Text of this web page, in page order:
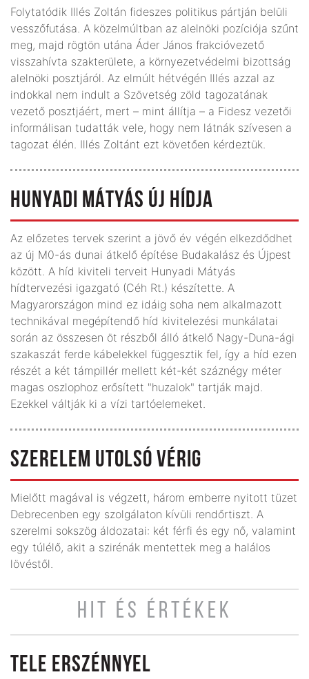
Folytatódik Illés Zoltán fideszes politikus pártján belüli
vesszőfutása. A közelmúltban az alelnöki pozíciója szűnt
meg, majd rögtön utána Áder János frakcióvezető
visszahívta szakterülete, a környezetvédelmi bizottság
alelnöki posztjáról. Az elmúlt hétvégén Illés azzal az
indokkal nem indult a Szövetség zöld tagozatának
vezető posztjáért, mert – mint állítja – a Fidesz vezetői
informálisan tudatták vele, hogy nem látnák szívesen a
tagozat élén. Illés Zoltánt ezt követően kérdeztük.
HUNYADI MÁTYÁS ÚJ HÍDJA
Az előzetes tervek szerint a jövő év végén elkezdődhet
az új M0-ás dunai átkelő építése Budakalász és Újpest
között. A híd kiviteli terveit Hunyadi Mátyás
hídtervezési igazgató (Céh Rt.) készítette. A
Magyarországon mind ez idáig soha nem alkalmazott
technikával megépítendő híd kivitelezési munkálatai
során az összesen öt részből álló átkelő Nagy-Duna-ági
szakaszát ferde kábelekkel függesztik fel, így a híd ezen
részét a két támpillér mellett két-két száznégy méter
magas oszlophoz erősített "huzalok" tartják majd.
Ezekkel váltják ki a vízi tartóelemeket.
SZERELEM UTOLSÓ VÉRIG
Mielőtt magával is végzett, három emberre nyitott tüzet
Debrecenben egy szolgálaton kívüli rendőrtiszt. A
szerelmi sokszög áldozatai: két férfi és egy nő, valamint
egy túlélő, akit a szirénák mentettek meg a halálos
lövéstől.
HIT ÉS ÉRTÉKEK
TELE ERSZÉNNYEL